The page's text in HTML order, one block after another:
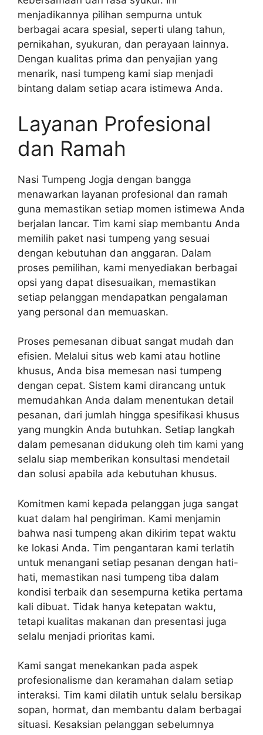
menjadikannya pilihan sempurna untuk
berbagai acara spesial, seperti ulang tahun,
pernikahan, syukuran, dan perayaan lainnya.
Dengan kualitas prima dan penyajian yang
menarik, nasi tumpeng kami siap menjadi
bintang dalam setiap acara istimewa Anda.
Layanan Profesional
dan Ramah
Nasi Tumpeng Jogja dengan bangga
menawarkan layanan profesional dan ramah
guna memastikan setiap momen istimewa Anda
berjalan lancar. Tim kami siap membantu Anda
memilih paket nasi tumpeng yang sesuai
dengan kebutuhan dan anggaran. Dalam
proses pemilihan, kami menyediakan berbagai
opsi yang dapat disesuaikan, memastikan
setiap pelanggan mendapatkan pengalaman
yang personal dan memuaskan.
Proses pemesanan dibuat sangat mudah dan
efisien. Melalui situs web kami atau hotline
khusus, Anda bisa memesan nasi tumpeng
dengan cepat. Sistem kami dirancang untuk
memudahkan Anda dalam menentukan detail
pesanan, dari jumlah hingga spesifikasi khusus
yang mungkin Anda butuhkan. Setiap langkah
dalam pemesanan didukung oleh tim kami yang
selalu siap memberikan konsultasi mendetail
dan solusi apabila ada kebutuhan khusus.
Komitmen kami kepada pelanggan juga sangat
kuat dalam hal pengiriman. Kami menjamin
bahwa nasi tumpeng akan dikirim tepat waktu
ke lokasi Anda. Tim pengantaran kami terlatih
untuk menangani setiap pesanan dengan hati-
hati, memastikan nasi tumpeng tiba dalam
kondisi terbaik dan sesempurna ketika pertama
kali dibuat. Tidak hanya ketepatan waktu,
tetapi kualitas makanan dan presentasi juga
selalu menjadi prioritas kami.
Kami sangat menekankan pada aspek
profesionalisme dan keramahan dalam setiap
interaksi. Tim kami dilatih untuk selalu bersikap
sopan, hormat, dan membantu dalam berbagai
situasi. Kesaksian pelanggan sebelumnya